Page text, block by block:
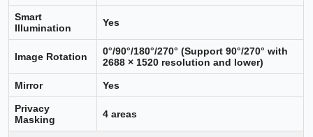
Smart
Illumination
Yes
Image Rotation
0°/90°/180°/270° (Support 90°/270° with
2688 × 1520 resolution and lower)
Mirror Yes
Privacy
Masking
4 areas